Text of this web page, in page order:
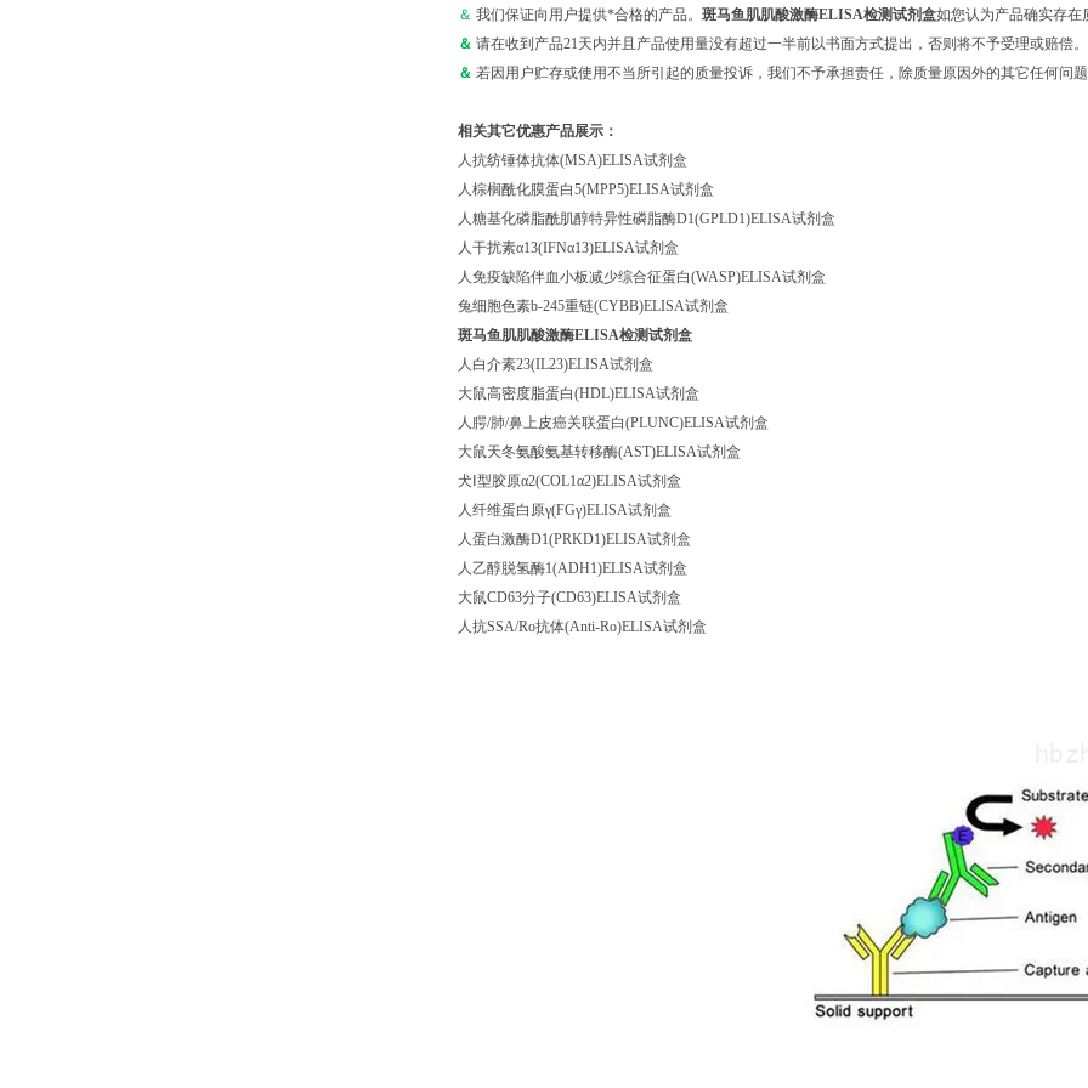
＆ 我们保证向用户提供*合格的产品。 斑马鱼肌肌酸激酶ELISA检测试剂盒如您认为产品确实存在
＆ 请在收到产品21天内并且产品使用量没有超过一半前以书面方式提出，否则将不予受理或赔偿。
＆ 若因用户贮存或使用不当所引起的质量投诉，我们不予承担责任，除质量原因外的其它任何问题
相关其它优惠产品展示：
人抗纺锤体抗体(MSA)ELISA试剂盒
人棕榈酰化膜蛋白5(MPP5)ELISA试剂盒
人糖基化磷脂酰肌醇特异性磷脂酶D1(GPLD1)ELISA试剂盒
人干扰素α13(IFNα13)ELISA试剂盒
人免疫缺陷伴血小板减少综合征蛋白(WASP)ELISA试剂盒
兔细胞色素b-245重链(CYBB)ELISA试剂盒
斑马鱼肌肌酸激酶ELISA检测试剂盒
人白介素23(IL23)ELISA试剂盒
大鼠高密度脂蛋白(HDL)ELISA试剂盒
人腭/肺/鼻上皮癌关联蛋白(PLUNC)ELISA试剂盒
大鼠天冬氨酸氨基转移酶(AST)ELISA试剂盒
犬Ⅰ型胶原α2(COL1α2)ELISA试剂盒
人纤维蛋白原γ(FGγ)ELISA试剂盒
人蛋白激酶D1(PRKD1)ELISA试剂盒
人乙醇脱氢酶1(ADH1)ELISA试剂盒
大鼠CD63分子(CD63)ELISA试剂盒
人抗SSA/Ro抗体(Anti-Ro)ELISA试剂盒